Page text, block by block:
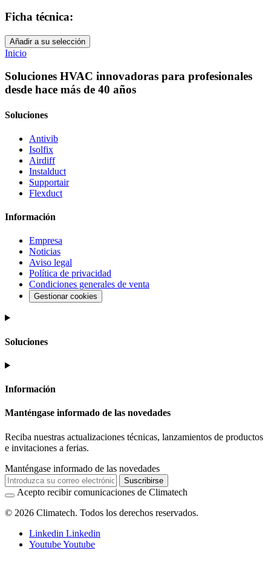
Ficha técnica:
Añadir a su selección
Inicio
Soluciones HVAC innovadoras para profesionales
desde hace más de 40 años
Soluciones
Antivib
Isolfix
Airdiff
Instalduct
Supportair
Flexduct
Información
Empresa
Noticias
Aviso legal
Política de privacidad
Condiciones generales de venta
Gestionar cookies
Soluciones
Información
Manténgase informado de las novedades
Reciba nuestras actualizaciones técnicas, lanzamientos de productos
e invitaciones a ferias.
Manténgase informado de las novedades
Suscribirse
Acepto recibir comunicaciones de Climatech
© 2026 Climatech. Todos los derechos reservados.
Linkedin Linkedin
YoutubeYoutube